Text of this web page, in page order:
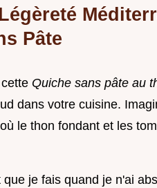
Pâte
Quiche sans pâte au
dans votre cuisine.
le thon fondant et les
que je fais quand je n'ai